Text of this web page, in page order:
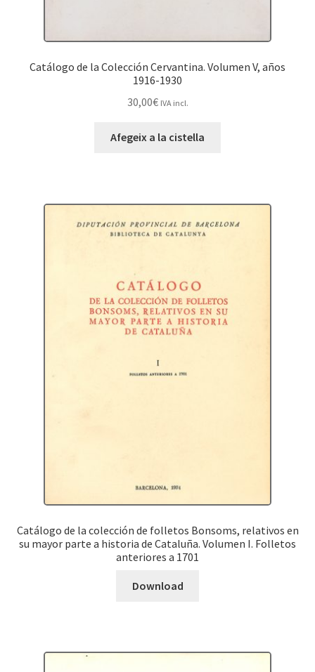
Catálogo de la Colección Cervantina. Volumen V, años
1916-1930
30,00€ IVA incl.
Afegeix a la cistella
Catálogo de la colección de folletos Bonsoms, relativos en
su mayor parte a historia de Cataluña. Volumen I. Folletos
anteriores a 1701
Download